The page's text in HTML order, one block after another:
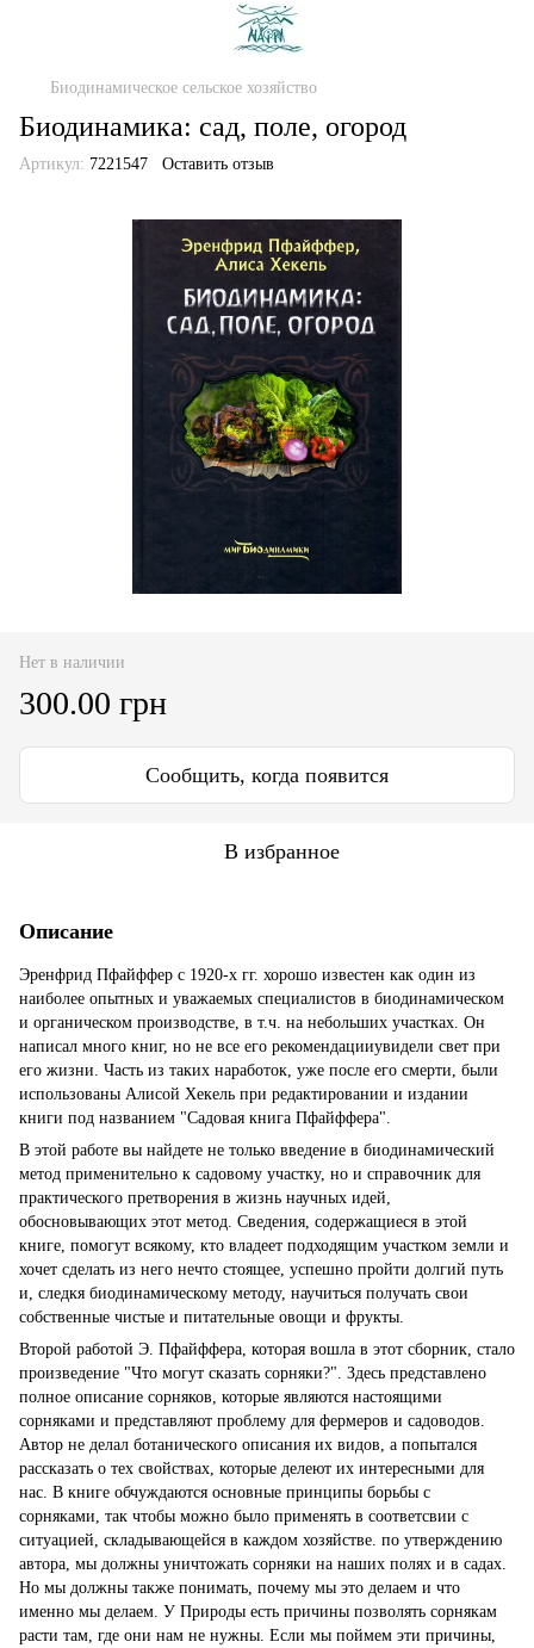
Биодинамическое сельское хозяйство
Биодинамика: сад, поле, огород
Артикул: 7221547 Оставить отзыв
Нет в наличии
300.00 грн
Сообщить, когда появится
В избранное
Описание
Эренфрид Пфайффер с 1920-х гг. хорошо известен как один из
наиболее опытных и уважаемых специалистов в биодинамическом
и органическом производстве, в т.ч. на небольших участках. Он
написал много книг, но не все его рекомендацииувидели свет при
его жизни. Часть из таких наработок, уже после его смерти, были
использованы Алисой Хекель при редактировании и издании
книги под названием "Садовая книга Пфайффера".
В этой работе вы найдете не только введение в биодинамический
метод применительно к садовому участку, но и справочник для
практического претворения в жизнь научных идей,
обосновывающих этот метод. Сведения, содержащиеся в этой
книге, помогут всякому, кто владеет подходящим участком земли и
хочет сделать из него нечто стоящее, успешно пройти долгий путь
и, следкя биодинамическому методу, научиться получать свои
собственные чистые и питательные овощи и фрукты.
Второй работой Э. Пфайффера, которая вошла в этот сборник, стало
произведение "Что могут сказать сорняки?". Здесь представлено
полное описание сорняков, которые являются настоящими
сорняками и представляют проблему для фермеров и садоводов.
Автор не делал ботанического описания их видов, а попытался
рассказать о тех свойствах, которые делеют их интересными для
нас. В книге обчуждаются основные принципы борьбы с
сорняками, так чтобы можно было применять в соответсвии с
ситуацией, складывающейся в каждом хозяйстве. по утверждению
автора, мы должны уничтожать сорняки на наших полях и в садах.
Но мы должны также понимать, почему мы это делаем и что
именно мы делаем. У Природы есть причины позволять сорнякам
расти там, где они нам не нужны. Если мы поймем эти причины,